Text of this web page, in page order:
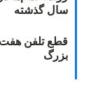
سال گذشته
قطع تلفن
بزرگ